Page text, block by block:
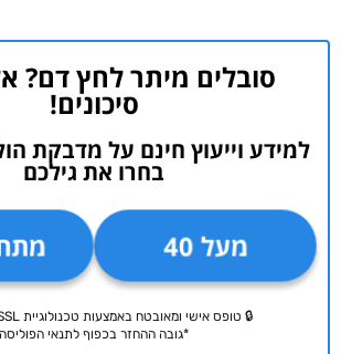
סובלים מיתר לחץ דם?
סיכונים!
למידע וייעוץ חינם על מדבקת
בחרו את גילכם
מעל 40
🔒 טופס אישי ומאובטח באמצעות טכנולוגיית SSL מתקדמת🔒
*גובה ההחזר בכפוף לתנאי הפוליסה